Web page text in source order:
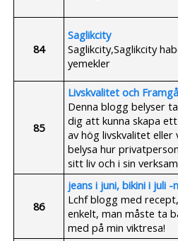
84
Saglikcity
Saglikcity,Saglikcity
yemekler
85
Livskvalitet och
Denna blogg belyser
dig att kunna skapa
av hög livskvalitet
belysa hur
sitt liv och i sin
86
jeans i juni, bikini i juli -
Lchf blogg med
enkelt, man måste ta
med på min viktresa!